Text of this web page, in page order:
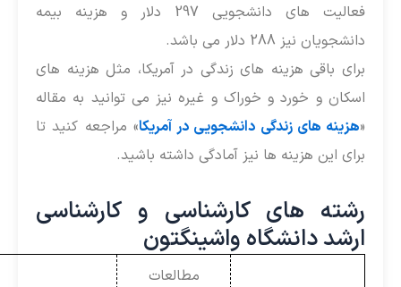
فعالیت های دانشجویی 297 دلار و هزینه بیمه
دانشجویان نیز 288 دلار می باشد.
برای باقی هزینه های زندگی در آمریکا، مثل هزینه های
اسکان و خورد و خوراک و غیره نیز می توانید به مقاله
هزینه های زندگی دانشجویی در آمریکا » مراجعه کنید تا
برای این هزینه ها نیز آمادگی داشته باشید.
رشته های کارشناسی و کارشناسی
ارشد دانشگاه واشینگتون
مطالعات